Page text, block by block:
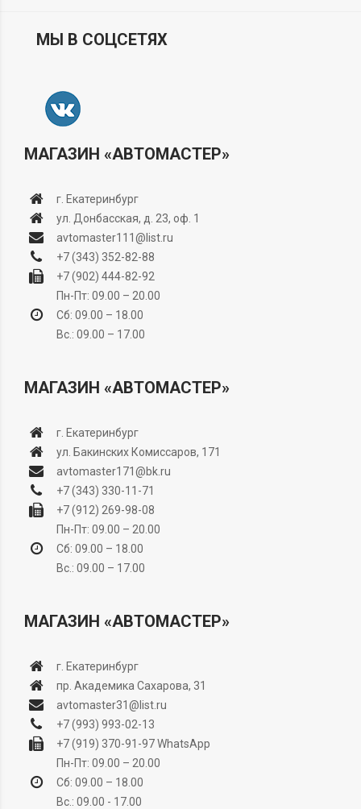
МЫ В СОЦСЕТЯХ
МАГАЗИН «АВТОМАСТЕР»
г. Екатеринбург
ул. Донбасская, д. 23, оф. 1
avtomaster111@list.ru
+7 (343) 352-82-88
+7 (902) 444-82-92
Пн-Пт: 09.00 – 20.00
Сб: 09.00 – 18.00
Вс.: 09.00 – 17.00
МАГАЗИН «АВТОМАСТЕР»
г. Екатеринбург
ул. Бакинских Комиссаров, 171
avtomaster171@bk.ru
+7 (343) 330-11-71
+7 (912) 269-98-08
Пн-Пт: 09.00 – 20.00
Сб: 09.00 – 18.00
Вс.: 09.00 – 17.00
МАГАЗИН «АВТОМАСТЕР»
г. Екатеринбург
пр. Академика Сахарова, 31
avtomaster31@list.ru
+7 (993) 993-02-13
+7 (919) 370-91-97WhatsApp
Пн-Пт: 09.00 – 20.00
Сб: 09.00 – 18.00
Вс.: 09.00 - 17.00